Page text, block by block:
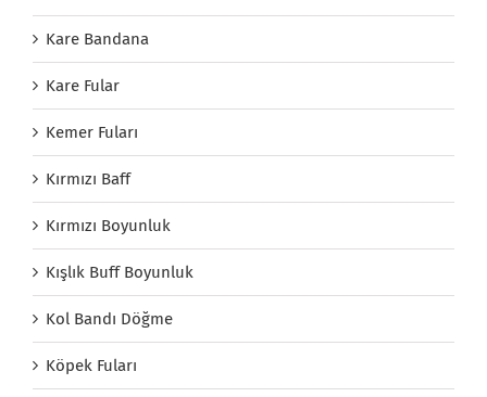
Kare Bandana
Kare Fular
Kemer Fuları
Kırmızı Baff
Kırmızı Boyunluk
Kışlık Buff Boyunluk
Kol Bandı Döğme
Köpek Fuları